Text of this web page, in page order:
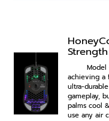
Model
achieving a
ultra-
gameplay,
palms cool
use any air